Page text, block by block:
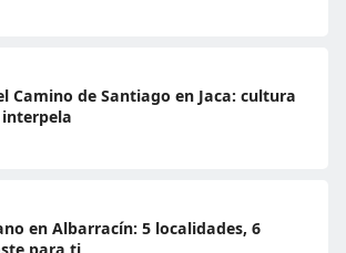
Camino de Santiago en Jaca: cultura
en Albarracín: 5 localidades, 6
para ti